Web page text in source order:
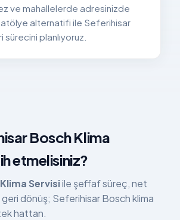
ve mahallelerde adresinizde
alternatifi ile Seferihisar
planlıyoruz.
Bosch Klima
etmelisiniz?
Servisiile şeffaf süreç, net
geri dönüş; Seferihisar Bosch klima
hattan.